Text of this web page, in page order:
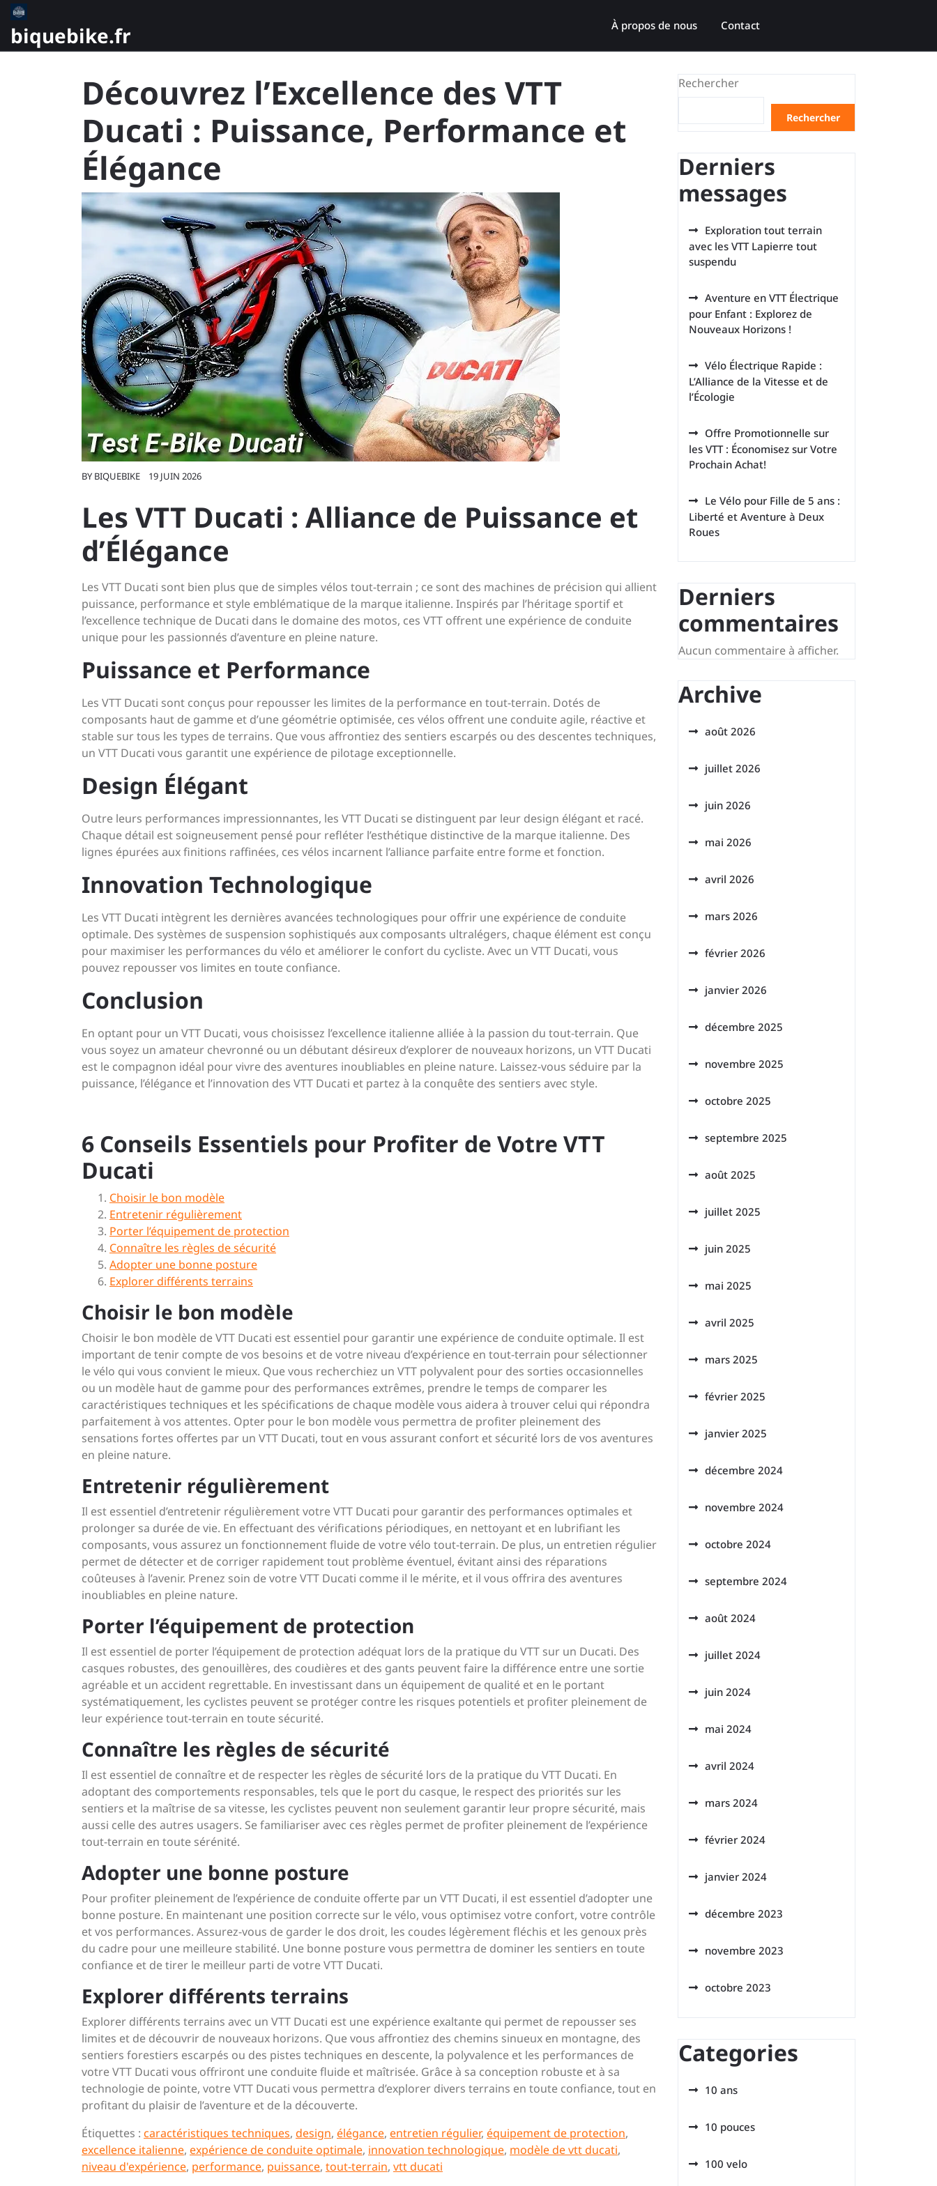
Skip
content
biquebike.fr À propos de nous Contact
Découvrez l’Excellence des VTT
Ducati : Puissance, Performance et
Élégance
BY BIQUEBIKE 19 JUIN 2026
Les VTT Ducati : Alliance de Puissance et
d’Élégance
Les VTT Ducati sont bien plus que de simples vélos tout-terrain ; ce sont des machines de précision qui allient
puissance, performance et style emblématique de la marque italienne. Inspirés par l’héritage sportif et
l’excellence technique de Ducati dans le domaine des motos, ces VTT offrent une expérience de conduite
unique pour les passionnés d’aventure en pleine nature.
Puissance et Performance
Les VTT Ducati sont conçus pour repousser les limites de la performance en tout-terrain. Dotés de
composants haut de gamme et d’une géométrie optimisée, ces vélos offrent une conduite agile, réactive et
stable sur tous les types de terrains. Que vous affrontiez des sentiers escarpés ou des descentes techniques,
un VTT Ducati vous garantit une expérience de pilotage exceptionnelle.
Design Élégant
Outre leurs performances impressionnantes, les VTT Ducati se distinguent par leur design élégant et racé.
Chaque détail est soigneusement pensé pour refléter l’esthétique distinctive de la marque italienne. Des
lignes épurées aux finitions raffinées, ces vélos incarnent l’alliance parfaite entre forme et fonction.
Innovation Technologique
Les VTT Ducati intègrent les dernières avancées technologiques pour offrir une expérience de conduite
optimale. Des systèmes de suspension sophistiqués aux composants ultralégers, chaque élément est conçu
pour maximiser les performances du vélo et améliorer le confort du cycliste. Avec un VTT Ducati, vous
pouvez repousser vos limites en toute confiance.
Conclusion
En optant pour un VTT Ducati, vous choisissez l’excellence italienne alliée à la passion du tout-terrain. Que
vous soyez un amateur chevronné ou un débutant désireux d’explorer de nouveaux horizons, un VTT Ducati
est le compagnon idéal pour vivre des aventures inoubliables en pleine nature. Laissez-vous séduire par la
puissance, l’élégance et l’innovation des VTT Ducati et partez à la conquête des sentiers avec style.
6 Conseils Essentiels pour Profiter de Votre VTT
Ducati
Choisir le bon modèle
Entretenir régulièrement
Porter l’équipement de protection
Connaître les règles de sécurité
Adopter une bonne posture
Explorer différents terrains
Choisir le bon modèle
Choisir le bon modèle de VTT Ducati est essentiel pour garantir une expérience de conduite optimale. Il est
important de tenir compte de vos besoins et de votre niveau d’expérience en tout-terrain pour sélectionner
le vélo qui vous convient le mieux. Que vous recherchiez un VTT polyvalent pour des sorties occasionnelles
ou un modèle haut de gamme pour des performances extrêmes, prendre le temps de comparer les
caractéristiques techniques et les spécifications de chaque modèle vous aidera à trouver celui qui répondra
parfaitement à vos attentes. Opter pour le bon modèle vous permettra de profiter pleinement des
sensations fortes offertes par un VTT Ducati, tout en vous assurant confort et sécurité lors de vos aventures
en pleine nature.
Entretenir régulièrement
Il est essentiel d’entretenir régulièrement votre VTT Ducati pour garantir des performances optimales et
prolonger sa durée de vie. En effectuant des vérifications périodiques, en nettoyant et en lubrifiant les
composants, vous assurez un fonctionnement fluide de votre vélo tout-terrain. De plus, un entretien régulier
permet de détecter et de corriger rapidement tout problème éventuel, évitant ainsi des réparations
coûteuses à l’avenir. Prenez soin de votre VTT Ducati comme il le mérite, et il vous offrira des aventures
inoubliables en pleine nature.
Porter l’équipement de protection
Il est essentiel de porter l’équipement de protection adéquat lors de la pratique du VTT sur un Ducati. Des
casques robustes, des genouillères, des coudières et des gants peuvent faire la différence entre une sortie
agréable et un accident regrettable. En investissant dans un équipement de qualité et en le portant
systématiquement, les cyclistes peuvent se protéger contre les risques potentiels et profiter pleinement de
leur expérience tout-terrain en toute sécurité.
Connaître les règles de sécurité
Il est essentiel de connaître et de respecter les règles de sécurité lors de la pratique du VTT Ducati. En
adoptant des comportements responsables, tels que le port du casque, le respect des priorités sur les
sentiers et la maîtrise de sa vitesse, les cyclistes peuvent non seulement garantir leur propre sécurité, mais
aussi celle des autres usagers. Se familiariser avec ces règles permet de profiter pleinement de l’expérience
tout-terrain en toute sérénité.
Adopter une bonne posture
Pour profiter pleinement de l’expérience de conduite offerte par un VTT Ducati, il est essentiel d’adopter une
bonne posture. En maintenant une position correcte sur le vélo, vous optimisez votre confort, votre contrôle
et vos performances. Assurez-vous de garder le dos droit, les coudes légèrement fléchis et les genoux près
du cadre pour une meilleure stabilité. Une bonne posture vous permettra de dominer les sentiers en toute
confiance et de tirer le meilleur parti de votre VTT Ducati.
Explorer différents terrains
Explorer différents terrains avec un VTT Ducati est une expérience exaltante qui permet de repousser ses
limites et de découvrir de nouveaux horizons. Que vous affrontiez des chemins sinueux en montagne, des
sentiers forestiers escarpés ou des pistes techniques en descente, la polyvalence et les performances de
votre VTT Ducati vous offriront une conduite fluide et maîtrisée. Grâce à sa conception robuste et à sa
technologie de pointe, votre VTT Ducati vous permettra d’explorer divers terrains en toute confiance, tout en
profitant du plaisir de l’aventure et de la découverte.
Étiquettes : caractéristiques techniques, design, élégance, entretien régulier, équipement de protection,
excellence italienne, expérience de conduite optimale, innovation technologique, modèle de vtt ducati,
niveau d'expérience, performance, puissance, tout-terrain, vtt ducati
Rechercher
Rechercher
Derniers
messages
Exploration tout terrain
avec les VTT Lapierre tout
suspendu
Aventure en VTT Électrique
pour Enfant : Explorez de
Nouveaux Horizons !
Vélo Électrique Rapide :
L’Alliance de la Vitesse et de
l’Écologie
Offre Promotionnelle sur
les VTT : Économisez sur Votre
Prochain Achat!
Le Vélo pour Fille de 5 ans :
Liberté et Aventure à Deux
Roues
Derniers
commentaires
Aucun commentaire à afficher.
Archive
août 2026
juillet 2026
juin 2026
mai 2026
avril 2026
mars 2026
février 2026
janvier 2026
décembre 2025
novembre 2025
octobre 2025
septembre 2025
août 2025
juillet 2025
juin 2025
mai 2025
avril 2025
mars 2025
février 2025
janvier 2025
décembre 2024
novembre 2024
octobre 2024
septembre 2024
août 2024
juillet 2024
juin 2024
mai 2024
avril 2024
mars 2024
février 2024
janvier 2024
décembre 2023
novembre 2023
octobre 2023
Categories
10 ans
10 pouces
100 velo